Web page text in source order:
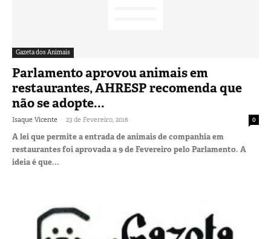
Gazeta dos Animais
Parlamento aprovou animais em
restaurantes, AHRESP recomenda que
não se adopte...
Isaque Vicente - 23 de Fevereiro, 2018 0
A lei que permite a entrada de animais de companhia em
restaurantes foi aprovada a 9 de Fevereiro pelo Parlamento. A
ideia é que...